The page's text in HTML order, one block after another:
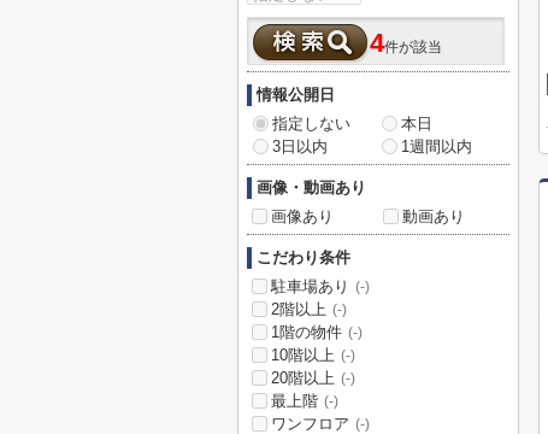
4件が該当
情報公開日
指定しない
本日
3日以内
1週間以内
画像・動画あり
画像あり
動画あり
こだわり条件
駐車場あり
(-)
2階以上 (-)
1階の物件 (-)
10階以上 (-)
20階以上 (-)
最上階 (-)
ワンフロア (-)